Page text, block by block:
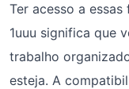
Ter acesso a
1uuu significa que
trabalho
esteja. A